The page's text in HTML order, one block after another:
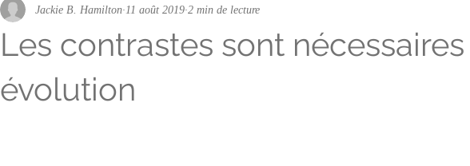
Les contrastes sont
évolution
Jackie B. Hamilton 11 août 2019 2 min de lecture